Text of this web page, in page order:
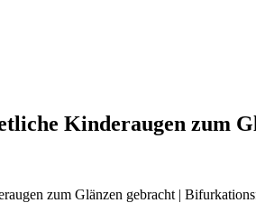
Kinderaugen zum
zum Glänzen gebracht |